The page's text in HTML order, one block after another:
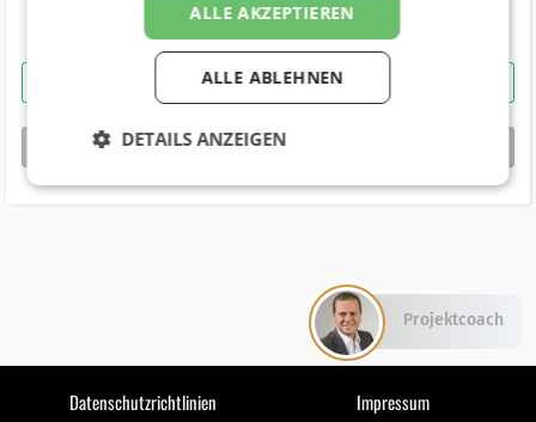
Michaela Froschauer BSc MAkontaktieren
bizbook-Profil vonMichaela Froschauer BSc MA
Datenschutzrichtlinien Impressum
ALLE AKZEPTIEREN
ALLE ABLEHNEN
DETAILS ANZEIGEN
Projektcoach